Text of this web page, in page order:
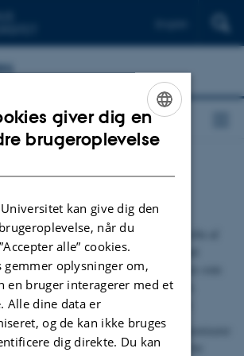
projekt, der vil udvikle en bred vifte af
der kombinerer konkurrencedygtighed med
I RADICAL afprøves forskellige services som
fem europæiske Smart Cities i Spanien,
og Danmark, hvor Aarhus deltager.
af RADICAL en ny service, der favoriserer
som skal gøre det endnu mere attraktivt for
ENGLISH
giver dig en
brugeroplevelse
kan give dig den
når du
alle” cookies.
gemmer oplysninger om,
en bruger interagerer med et
Alle dine data er
og de kan ikke bruges
dig direkte. Du kan